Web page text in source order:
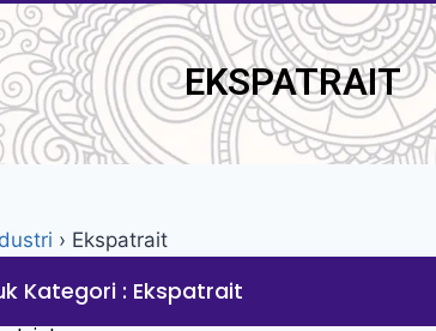
EKSPATRAIT
› Ekspatrait
Kategori : Ekspatrait